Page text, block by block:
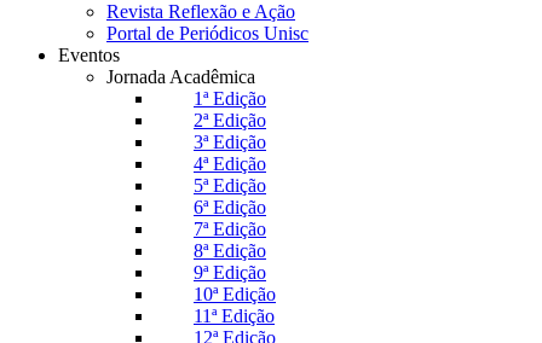
Revista Reflexão e Ação
Portal de Periódicos Unisc
Eventos
Jornada Acadêmica
1ª Edição
2ª Edição
3ª Edição
4ª Edição
5ª Edição
6ª Edição
7ª Edição
8ª Edição
9ª Edição
10ª Edição
11ª Edição
12ª Edição